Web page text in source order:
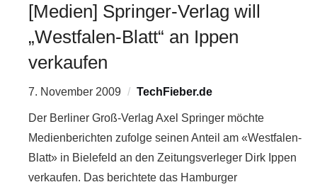
[Medien] Springer-Verlag will
„Westfalen-Blatt“ an Ippen
verkaufen
7. November 2009 TechFieber.de
Der Berliner Groß-Verlag Axel Springer möchte
Medienberichten zufolge seinen Anteil am «Westfalen-
Blatt» in Bielefeld an den Zeitungsverleger Dirk Ippen
verkaufen. Das berichtete das Hamburger